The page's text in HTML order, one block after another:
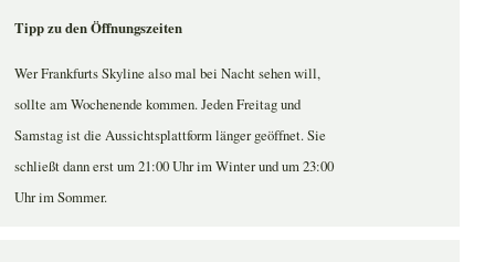
Tipp zu den Öffnungszeiten
Wer Frankfurts Skyline also mal bei Nacht sehen will,
sollte am Wochenende kommen. Jeden Freitag und
Samstag ist die Aussichtsplattform länger geöffnet. Sie
schließt dann erst um 21:00 Uhr im Winter und um 23:00
Uhr im Sommer.